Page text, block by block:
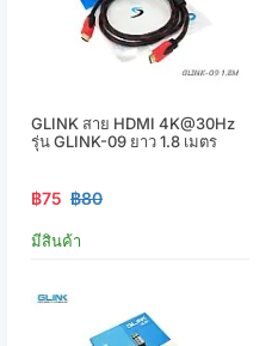
GLINK สาย HDMI 4K@30Hz
รุ่น GLINK-09 ยาว 1.8 เมตร
฿75 ฿80
มีสินค้า